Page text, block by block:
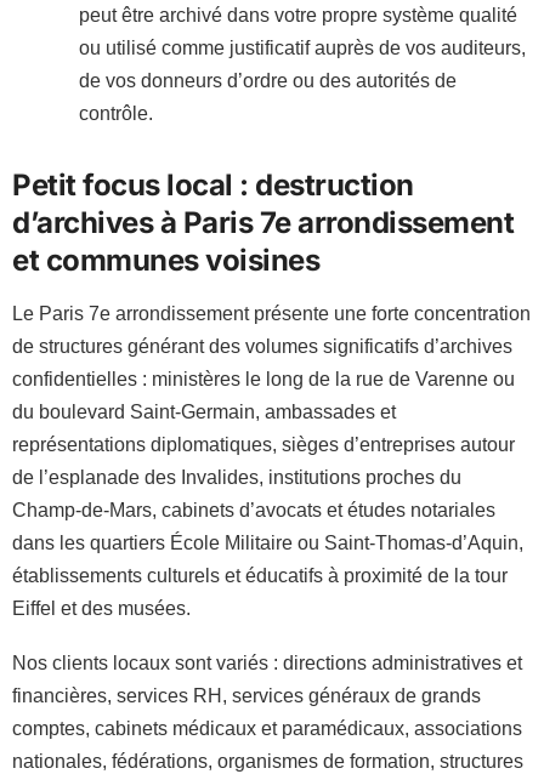
peut être archivé dans votre propre système qualité
ou utilisé comme justificatif auprès de vos auditeurs,
de vos donneurs d’ordre ou des autorités de
contrôle.
Petit focus local : destruction
d’archives à Paris 7e arrondissement
et communes voisines
Le Paris 7e arrondissement présente une forte concentration
de structures générant des volumes significatifs d’archives
confidentielles : ministères le long de la rue de Varenne ou
du boulevard Saint-Germain, ambassades et
représentations diplomatiques, sièges d’entreprises autour
de l’esplanade des Invalides, institutions proches du
Champ-de-Mars, cabinets d’avocats et études notariales
dans les quartiers École Militaire ou Saint-Thomas-d’Aquin,
établissements culturels et éducatifs à proximité de la tour
Eiffel et des musées.
Nos clients locaux sont variés : directions administratives et
financières, services RH, services généraux de grands
comptes, cabinets médicaux et paramédicaux, associations
nationales, fédérations, organismes de formation, structures